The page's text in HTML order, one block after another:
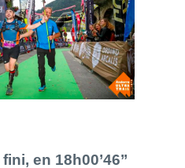
en 18h00’46’’